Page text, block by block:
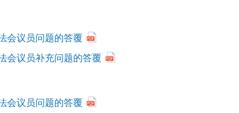
会议员问题的答覆
会议员补充问题的答覆
会议员问题的答覆